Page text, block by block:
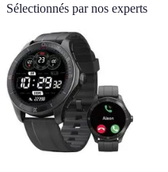
Sélectionnés par nos experts